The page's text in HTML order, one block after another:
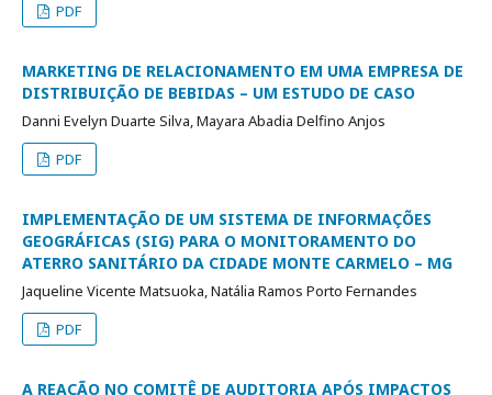
PDF
MARKETING DE RELACIONAMENTO EM UMA EMPRESA DE
DISTRIBUIÇÃO DE BEBIDAS – UM ESTUDO DE CASO
Danni Evelyn Duarte Silva, Mayara Abadia Delfino Anjos
PDF
IMPLEMENTAÇÃO DE UM SISTEMA DE INFORMAÇÕES
GEOGRÁFICAS (SIG) PARA O MONITORAMENTO DO
ATERRO SANITÁRIO DA CIDADE MONTE CARMELO – MG
Jaqueline Vicente Matsuoka, Natália Ramos Porto Fernandes
PDF
A REAÇÃO NO COMITÊ DE AUDITORIA APÓS IMPACTOS